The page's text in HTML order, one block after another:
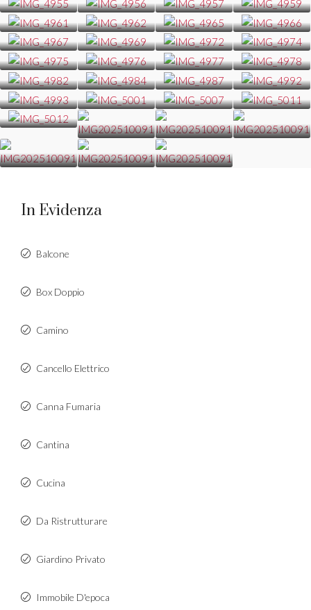
In Evidenza
Balcone
Box Doppio
Camino
Cancello Elettrico
Canna Fumaria
Cantina
Cucina
Da Ristrutturare
Giardino Privato
Immobile D'epoca